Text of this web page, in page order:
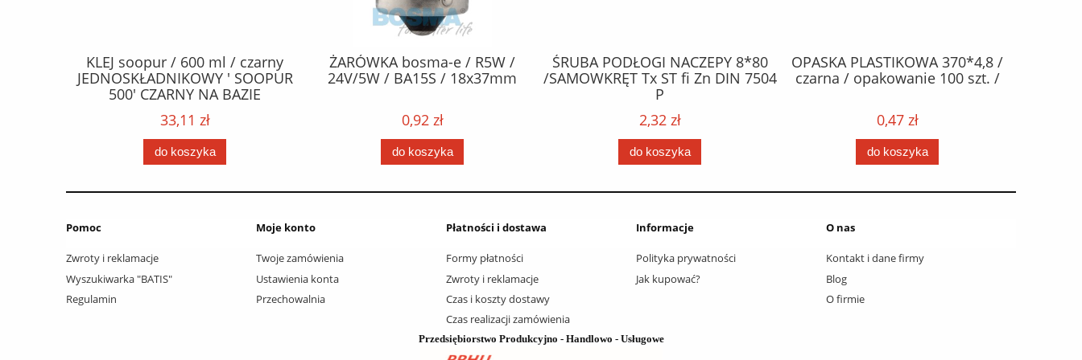
KLEJ soopur / 600 ml / czarny
JEDNOSKŁADNIKOWY ' SOOPUR
500' CZARNY NA BAZIE
POLIURETANU/ kolor - czarny /
karton 20 szt. / pistolet do kleju
307730 /
33,11 zł
do koszyka
ŻARÓWKA bosma-e / R5W /
24V/5W / BA15S / 18x37mm
0,92 zł
do koszyka
ŚRUBA PODŁOGI NACZEPY 8*80
/SAMOWKRĘT Tx ST fi Zn DIN 7504
P
2,32 zł
do koszyka
OPASKA PLASTIKOWA 370*4,8 /
czarna / opakowanie 100 szt. /
0,47 zł
do koszyka
Pomoc
Zwroty i reklamacje
Wyszukiwarka "BATIS"
Regulamin
Moje konto
Twoje zamówienia
Ustawienia konta
Przechowalnia
Płatności i dostawa
Formy płatności
Zwroty i reklamacje
Czas i koszty dostawy
Czas realizacji zamówienia
Informacje
Polityka prywatności
Jak kupować?
O nas
Kontakt i dane firmy
Blog
O firmie
Przedsiębiorstwo Produkcyjno - Handlowo - Usługowe